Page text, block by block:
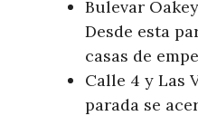
Bulevar
Desde esta
casas de
Calle 4 y Las
parada se